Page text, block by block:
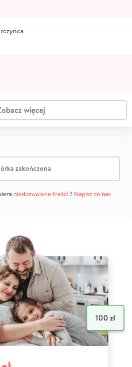
więcej
zakończona
niedozwolone treści? Napisz do nas